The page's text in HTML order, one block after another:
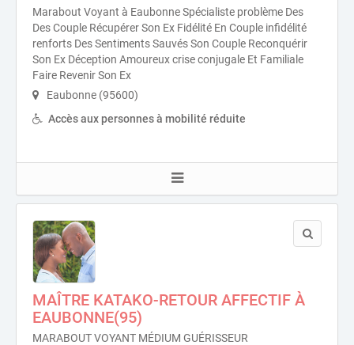
Marabout Voyant à Eaubonne Spécialiste problème Des
Des Couple Récupérer Son Ex Fidélité En Couple infidélité
renforts Des Sentiments Sauvés Son Couple Reconquérir
Son Ex Déception Amoureux crise conjugale Et Familiale
Faire Revenir Son Ex
Eaubonne (95600)
Accès aux personnes à mobilité réduite
MAÎTRE KATAKO-RETOUR AFFECTIF À
EAUBONNE(95)
MARABOUT VOYANT MÉDIUM GUÉRISSEUR